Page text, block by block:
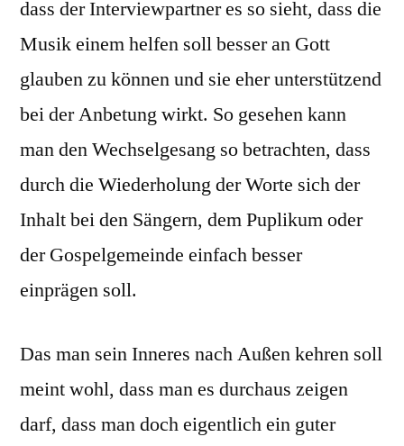
dass der Interviewpartner es so sieht, dass die
Musik einem helfen soll besser an Gott
glauben zu können und sie eher unterstützend
bei der Anbetung wirkt. So gesehen kann
man den Wechselgesang so betrachten, dass
durch die Wiederholung der Worte sich der
Inhalt bei den Sängern, dem Puplikum oder
der Gospelgemeinde einfach besser
einprägen soll.
Das man sein Inneres nach Außen kehren soll
meint wohl, dass man es durchaus zeigen
darf, dass man doch eigentlich ein guter